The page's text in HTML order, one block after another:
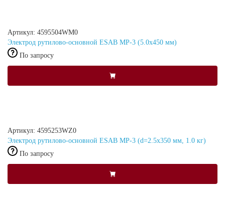
Артикул: 4595504WM0
Электрод рутилово-основной ESAB МР-3 (5.0х450 мм)
По запросу
Артикул: 4595253WZ0
Электрод рутилово-основной ESAB МР-3 (d=2.5x350 мм, 1.0 кг)
По запросу